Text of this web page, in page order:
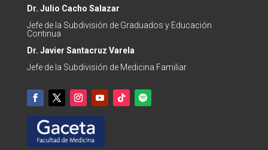
Dr. Julio Cacho Salazar
Jefe de la Subdivisión de Graduados y Educación
Continua
Dr. Javier Santacruz Varela
Jefe de la Subdivisión de Medicina Familiar